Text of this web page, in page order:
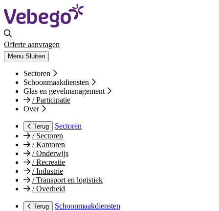
Offerte aanvragen
Menu Sluiten
Sectoren
Schoonmaakdiensten
Glas en gevelmanagement
/Participatie
Over
Terug
Sectoren
/Sectoren
/Kantoren
/Onderwijs
/Recreatie
/Industrie
/Transport en logistiek
/Overheid
Terug
Schoonmaakdiensten